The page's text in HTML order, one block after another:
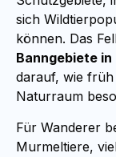
sich
können. Das
Banngebiete
darauf, wie
Naturraum
Für Wanderer
Murmeltiere,